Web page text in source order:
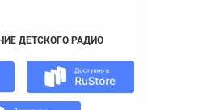
ДЕТСКОГО РАДИО